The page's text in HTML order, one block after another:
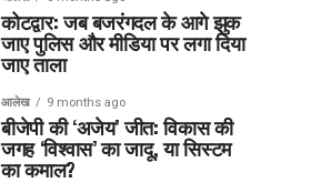
कोटद्वार: जब बजरंगदल के आगे झुक
जाए पुलिस और मीडिया पर लगा दिया
जाए ताला
आलेख 9 months ago
बीजेपी की ‘अजेय’ जीत: विकास की
जगह ‘विश्वास’ का जादू, या सिस्टम
का कमाल?